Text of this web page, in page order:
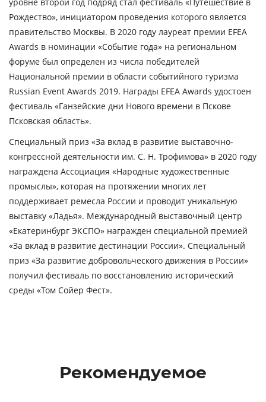
Рождество», инициатором проведения которого является
правительство Москвы. В 2020 году лауреат премии EFEA
Awards в номинации «Событие года» на региональном
форуме был определен из числа победителей
Национальной премии в области событийного туризма
Russian Event Awards 2019. Награды EFEA Awards удостоен
фестиваль «Ганзейские дни Нового времени в Пскове
Псковская область».
Специальный приз «За вклад в развитие выставочно-
конгрессной деятельности им. С. Н. Трофимова» в 2020 году
награждена Ассоциация «Народные художественные
промыслы», которая на протяжении многих лет
поддерживает ремесла России и проводит уникальную
выставку «Ладья». Международный выставочный центр
«Екатеринбург ЭКСПО» награжден специальной премией
«За вклад в развитие дестинации России». Специальный
приз «За развитие добровольческого движения в России»
получил фестиваль по восстановлению исторический
среды «Том Сойер Фест».
Рекомендуемое